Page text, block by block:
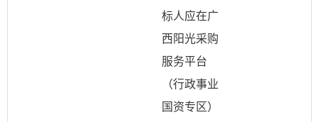
标人应在广
西阳光采购
服务平台
（行政事业
国资专区）